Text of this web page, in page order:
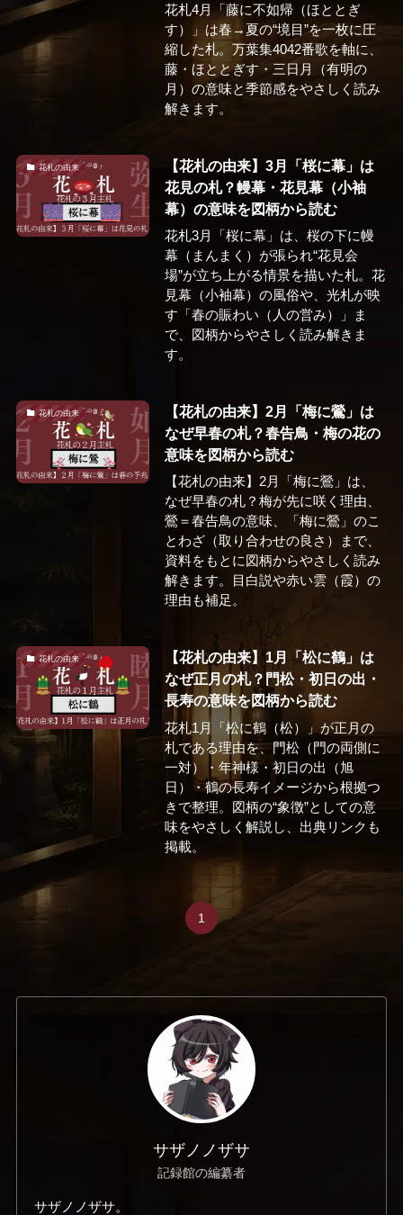
花札4月「藤に不如帰（ほととぎ
す）」は春→夏の“境目”を一枚に圧
縮した札。万葉集4042番歌を軸に、
藤・ほととぎす・三日月（有明の
月）の意味と季節感をやさしく読み
解きます。
花札の由来
【花札の由来】3月「桜に幕」は
花見の札？幔幕・花見幕（小袖
幕）の意味を図柄から読む
花札3月「桜に幕」は、桜の下に幔
幕（まんまく）が張られ“花見会
場”が立ち上がる情景を描いた札。花
見幕（小袖幕）の風俗や、光札が映
す「春の賑わい（人の営み）」ま
で、図柄からやさしく読み解きま
す。
花札の由来
【花札の由来】2月「梅に鶯」は
なぜ早春の札？春告鳥・梅の花の
意味を図柄から読む
【花札の由来】2月「梅に鶯」は、
なぜ早春の札？梅が先に咲く理由、
鶯＝春告鳥の意味、「梅に鶯」のこ
とわざ（取り合わせの良さ）まで、
資料をもとに図柄からやさしく読み
解きます。目白説や赤い雲（霞）の
理由も補足。
花札の由来
【花札の由来】1月「松に鶴」は
なぜ正月の札？門松・初日の出・
長寿の意味を図柄から読む
花札1月「松に鶴（松）」が正月の
札である理由を、門松（門の両側に
一対）・年神様・初日の出（旭
日）・鶴の長寿イメージから根拠つ
きで整理。図柄の“象徴”としての意
味をやさしく解説し、出典リンクも
掲載。
1
サザノノザサ
記録館の編纂者
サザノノザサ。